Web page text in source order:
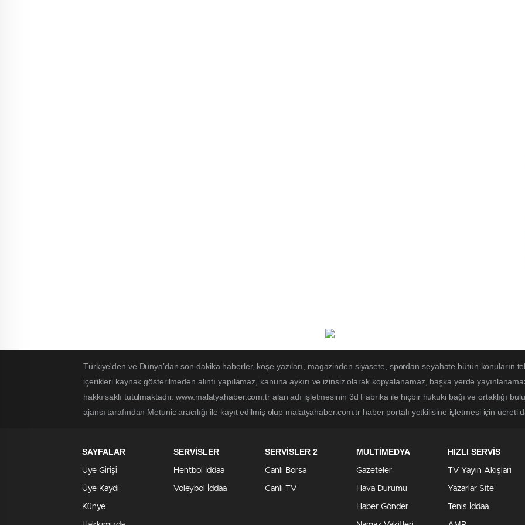
Türkiye'den ve Dünya’dan son dakika haberler, köşe yazıları, magazinden siyasete, spordan seyahate bütün konuların
içerikleri kaynak gösterilmeden alıntı yapılamaz, kanuna aykırı ve izinsiz olarak kopyalanamaz, başka yerde
hakkı saklı tutulmaktadır. www.malatyahaber.com.tr alan adı işletmesinin 3d Fabrika ile hiçbir hukuki bağı ve ortaklığı
ajansı tarafından Metunic aracılığı ile kayıt edilmiş olup malatyahaber.com.tr haber portalı yetkilisine işletmesi için ücreti
SAYFALAR
Üye Girişi
Üye Kaydı
Künye
SERVİSLER
Hentbol İddaa
Voleybol İddaa
SERVİSLER 2
Canlı Borsa
Canlı TV
MULTİMEDYA
Gazeteler
Hava Durumu
Haber Gönder
HIZLI SERVİS
TV Yayın Akışları
Yazarlar Site
Tenis İddaa